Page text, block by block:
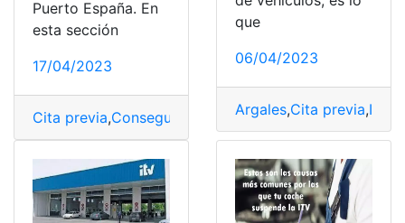
Puerto España. En
esta sección
17/04/2023
Cita previa,Conseguir ,ITV,San Juan del Puerto
que
06/04/2023
Argales,Cita previa,ITV